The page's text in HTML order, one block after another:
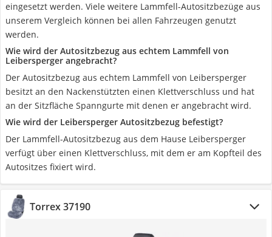
eingesetzt werden. Viele weitere Lammfell-Autositzbezüge aus
unserem Vergleich können bei allen Fahrzeugen genutzt
werden.
Wie wird der Autositzbezug aus echtem Lammfell von
Leibersperger angebracht?
Der Autositzbezug aus echtem Lammfell von Leibersperger
besitzt an den Nackenstützten einen Klettverschluss und hat
an der Sitzfläche Spanngurte mit denen er angebracht wird.
Wie wird der Leibersperger Autositzbezug befestigt?
Der Lammfell-Autositzbezug aus dem Hause Leibersperger
verfügt über einen Klettverschluss, mit dem er am Kopfteil des
Autositzes fixiert wird.
Torrex 37190